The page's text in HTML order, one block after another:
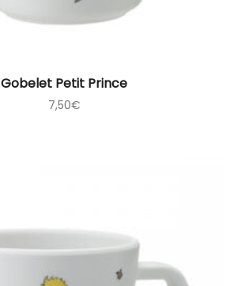
Gobelet Petit Prince
7,50€